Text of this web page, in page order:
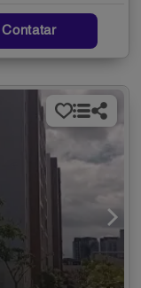
Contatar